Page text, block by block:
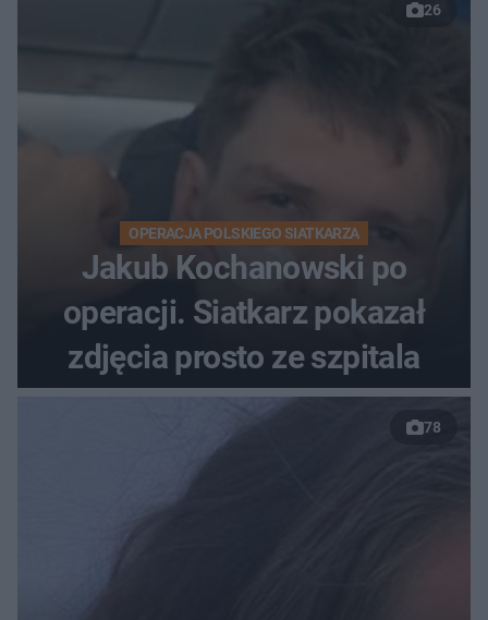
26
OPERACJA POLSKIEGO SIATKARZA
Jakub Kochanowski po
operacji. Siatkarz pokazał
zdjęcia prosto ze szpitala
78